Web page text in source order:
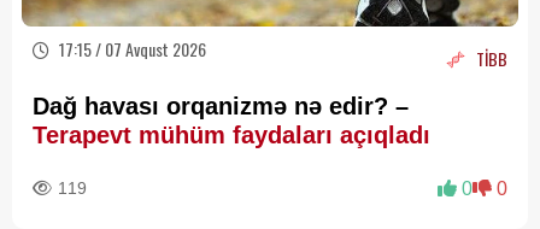
17:15 / 07 Avqust 2026 TİBB
Dağ havası orqanizmə nə edir? –
Terapevt mühüm faydaları açıqladı
119 0 0